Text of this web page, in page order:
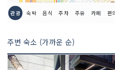
관광 숙박 음식 주차 주유 카페 편
주변 숙소 (가까운 순)